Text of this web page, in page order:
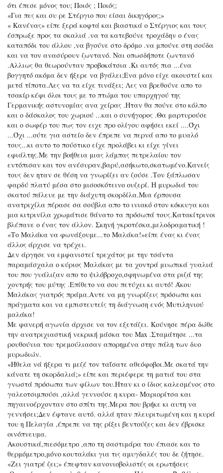
ότι έπεσε μόνος του; Ποιός ; Ποιός;
«Για πες και συ ρε Στέργιο που είσαι δικηγόρος;»
« Κανένας» είπε ξερά κοφτά και βιαστικά ο Στέργιος και τους
έσπρωξε προς τα σκαλιά .να τα κατεβούνε τροχάδην ο ένας
καταπόδι του άλλου ,να βγούνε στο δρόμο .να μπούνε στη σούδα
και να τον ανασύρουν ζωντανό. Ναι οπωσδήποτε ζωντανό
.Αλλιως θα θεωρούνταν προβοκάτσια .Κι αυτός πια ...ένα
βογγητό ακόμα δεν ήξερε να βγάλει;Ενα μόνο είχε ακουστεί και
μετά τίποτα.Λες να τα είχε τινάξει; Λες να βρεθούνε απο το
τσακίρ κέφι όλοι τους με το πτώμα του υπαρχηγού της
Γερμανικής αστυνομίας ανα χείρας .Ηταν θα πούνε στο κόλπο
και ο δάσκαλος του χωριού ...και ο συνήγορος .Θα μαρτυρούσε
και ο σωφέρ του πως τον ειχε προ ολίγου αφήσει εκεί ....Όχι
...Όχι ...ούτε για αστείο δεν έπρεπε να περνά απο το μυαλό
τους...κι αυτο το πούστικο είχε προλάβει κι είχε γίνει
εφιάλτης.Με την βοήθεια μιας λάμπας πετρελαίου τον
εντόπισαν και τον ανέσυραν,βαρύ,ασήκωτο,σκατωμένο.Κανείς
τους δεν ηταν σε θέση να γνωρίζει αν ζούσε .Τον ξάπλωσαν
φαρδύ πλατύ μέσα στο μισοσκότεινο ουζερί. Η μυρωδιά του
σκατού πάλευε με την διάχυτη σκορδίλα.Μια έρπουσα
ανατριχίλα πέρασε σα σούβλα απο το ινιακό στον κόκκυγα και
μια κιτρινίλα χρωμάτισε θάνατο τα πρόσωπά τους.Κατακίτρινοι
βλέπανε ο ένας τον άλλον. Σκηνή γκροτέσκα,μελοδραματική !
«Το Μαλάκα να φωνάξουμε...το Μαλάκα!»είπε ένας κι ένας
άλλος άρχισε να τρέχει.
Δεν άργησε να εμφανιστεί τρεχάτος με την τσάντα
παραμάσχαλα ο κύριος Μαλάκας με τα χοντρά μυωπικά γυαλιά
του που γυάλιζαν απο το ψιλόβροχο,σφηνωμένα στα ριζά της
χοντρής του μύτης .Επίθετο να σου πετύχει κι αυτό! Άκου
Μαλάκας γιατρός πράμα.Αντε να μη γνωρίζεις πρόσωπα και
πράγματα και να εμπιστευτείς τη διάγνωση ενός Μυτιληνιού
μαλάκα!
Με φανερή αγωνία άρχισε να τον εξετάζει. Κούνησε πέρα δώθε
την ανατριχιαστική νεκρική μάσκα του Max .Σταμάτησε ...τα
ρουθούνια του τρεμούλιασαν απορημένα στην πάλη των δυο
μυρωδιών.
«Ήθελα νά ήξερα τι μεζέ τον ταΐσατε αθεόφοβοι.Με σκατά την
κάνατε τη σκορδαλιά;» είπε και περιέφερε τη ματιά του στα
γνωστά πρόσωπα των φίλων του.Ηταν κι ο ίδιος καλεσμένος στο
γαλεοτσιμπούσι ,αλλά γεννούσε η κυρα- Μαριορίτσα και
πηγαινοέρχονταν στο σπίτι της.Μερα που βρήκε κι αυτη να
γεννήσει;Δεν έφτανε αυτό. αλλά ηταν πλευριτωμένη και η κυρά
του η Πελαγία ,έπρεπε να της ρίξει βεντούζες και δεν έβρισκε
οινόπνευμα.
Ακουστικά,πιεσόμετρο ,απο τη σαστιμάρα του έπιασε και το
θερμόμετρο,μόνο κουταλάκι για τις αμυγδαλές του δε ζήτησε.
«Ζει γιατρέ ζει;» έπεφταν κανονιοβολιστές οι ερωτήσεις